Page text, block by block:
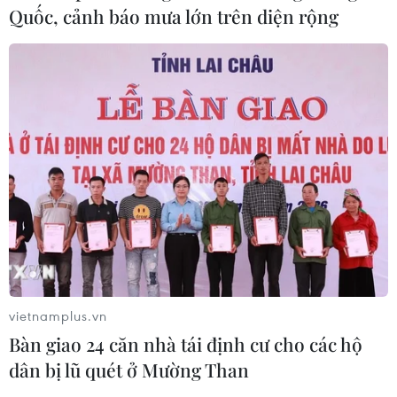
quan sau phán quyết của Tòa án Tối
cao
Tổng Bí thư, Chủ tịch nước tiếp Tư
lệnh Bộ Chỉ huy Thái Bình Dương
Hoa Kỳ
05/08/2026 12:29
Mỹ truy tố đối tượng bị bắt tại sân
golf của Tổng thống Trump
05/08/2026 06:57
Mỹ cấm xuất khẩu vật liệu pin tái chế
Quốc, cảnh báo mưa lớn trên diện rộng
vietnamplus.vn
Bàn giao 24 căn nhà tái định cư cho các hộ
dân bị lũ quét ở Mường Than